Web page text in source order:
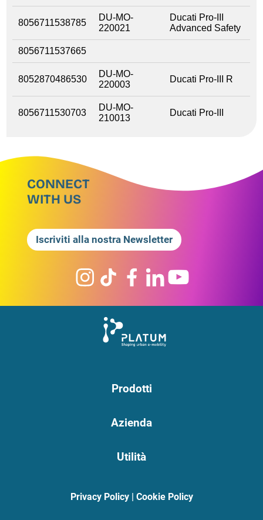
8056711538785
DU-MO-
220021
Ducati Pro-III
Advanced Safety
8056711537665
8052870486530
DU-MO-
220003
Ducati Pro-III R
8056711530703
DU-MO-
210013
Ducati Pro-III
CONNECT
WITH US
Iscriviti alla nostra Newsletter
Prodotti
Azienda
Utilità
Privacy Policy| Cookie Policy